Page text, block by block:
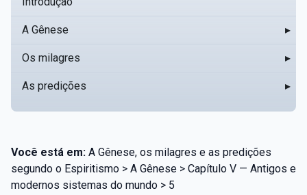
A Gênese ▸
Os milagres ▸
As predições ▸
Você está em: A Gênese, os milagres e as predições
segundo o Espiritismo > A Gênese > Capítulo V — Antigos e
modernos sistemas do mundo > 5